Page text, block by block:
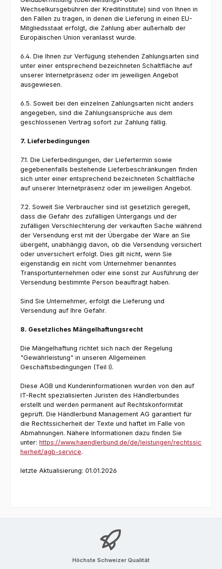
Wechselkursgebühren der Kreditinstitute) sind von Ihnen in
den Fällen zu tragen, in denen die Lieferung in einen EU-
Mitgliedsstaat erfolgt, die Zahlung aber außerhalb der
Europäischen Union veranlasst wurde.
6.4. Die Ihnen zur Verfügung stehenden Zahlungsarten sind
unter einer entsprechend bezeichneten Schaltfläche auf
unserer Internetpräsenz oder im jeweiligen Angebot
ausgewiesen.
6.5. Soweit bei den einzelnen Zahlungsarten nicht anders
angegeben, sind die Zahlungsansprüche aus dem
geschlossenen Vertrag sofort zur Zahlung fällig.
7. Lieferbedingungen
7.1. Die Lieferbedingungen, der Liefertermin sowie
gegebenenfalls bestehende Lieferbeschränkungen finden
sich unter einer entsprechend bezeichneten Schaltfläche
auf unserer Internetpräsenz oder im jeweiligen Angebot.
7.2. Soweit Sie Verbraucher sind ist gesetzlich geregelt,
dass die Gefahr des zufälligen Untergangs und der
zufälligen Verschlechterung der verkauften Sache während
der Versendung erst mit der Übergabe der Ware an Sie
übergeht, unabhängig davon, ob die Versendung versichert
oder unversichert erfolgt. Dies gilt nicht, wenn Sie
eigenständig ein nicht vom Unternehmer benanntes
Transportunternehmen oder eine sonst zur Ausführung der
Versendung bestimmte Person beauftragt haben.
Sind Sie Unternehmer, erfolgt die Lieferung und
Versendung auf Ihre Gefahr.
8. Gesetzliches Mängelhaftungsrecht
Die Mängelhaftung richtet sich nach der Regelung
"Gewährleistung" in unseren Allgemeinen
Geschäftsbedingungen (Teil I).
Diese AGB und Kundeninformationen wurden von den auf
IT-Recht spezialisierten Juristen des Händlerbundes
erstellt und werden permanent auf Rechtskonformität
geprüft. Die Händlerbund Management AG garantiert für
die Rechtssicherheit der Texte und haftet im Falle von
Abmahnungen. Nähere Informationen dazu finden Sie
unter: https://www.haendlerbund.de/de/leistungen/rechtssic
herheit/agb-service.
letzte Aktualisierung: 01.01.2026
Höchste Schweizer Qualität